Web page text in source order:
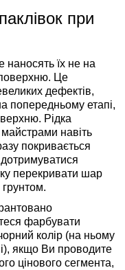
при
наносять їх не на
Це
дефектів,
попередньому етапі,
Рідка
навіть
покривається
перекривати шар
фарбувати
колір (на ньому
якщо Ви проводите
цінового сегмента,